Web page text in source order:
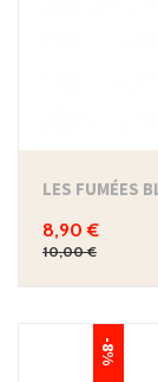
LES FUMÉES
8,90 €
10,00 €
-8%